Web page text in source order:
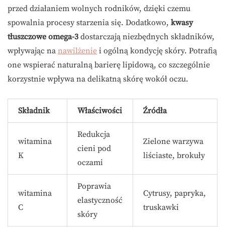
przed działaniem wolnych rodników, dzięki czemu
spowalnia procesy starzenia się. Dodatkowo, kwasy
tłuszczowe omega-3 dostarczają niezbędnych składników,
wpływając na nawilżenie i ogólną kondycję skóry. Potrafią
one wspierać naturalną barierę lipidową, co szczególnie
korzystnie wpływa na delikatną skórę wokół oczu.
Składnik Właściwości Źródła
witamina
K
Redukcja
cieni pod
oczami
Zielone warzywa
liściaste, brokuły
witamina
C
Poprawia
elastyczność
skóry
Cytrusy, papryka,
truskawki